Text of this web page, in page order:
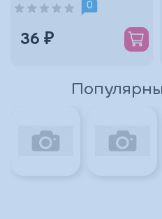
0
36 ₽